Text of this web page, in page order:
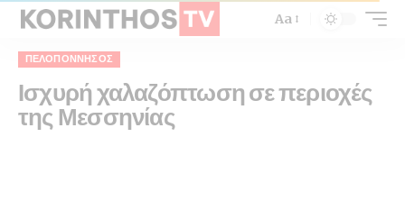
Aa
ΠΕΛΟΠΌΝΝΗΣΟΣ
Ισχυρή χαλαζόπτωση σε περιοχές
της Μεσσηνίας